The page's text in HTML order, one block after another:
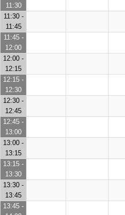
11:30
11:30 -
11:45
11:45 -
12:00
12:00 -
12:15
12:15 -
12:30
12:30 -
12:45
12:45 -
13:00
13:00 -
13:15
13:15 -
13:30
13:30 -
13:45
13:45 -